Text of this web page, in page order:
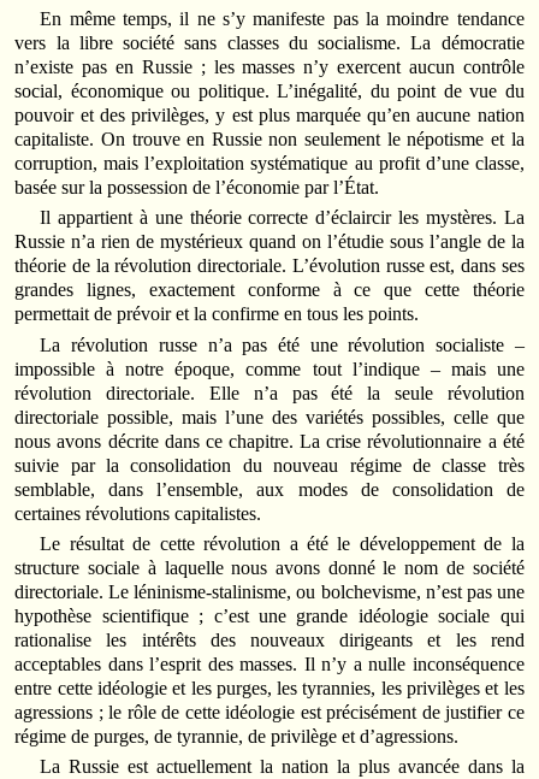
En même temps, il ne s’y manifeste pas la moindre tendance
vers la libre société sans classes du socialisme. La démocratie
n’existe pas en Russie ; les masses n’y exercent aucun contrôle
social, économique ou politique. L’inégalité, du point de vue du
pouvoir et des privilèges, y est plus marquée qu’en aucune nation
capitaliste. On trouve en Russie non seulement le népotisme et la
corruption, mais l’exploitation systématique au profit d’une classe,
basée sur la possession de l’économie par l’État.
Il appartient à une théorie correcte d’éclaircir les mystères. La
Russie n’a rien de mystérieux quand on l’étudie sous l’angle de la
théorie de la révolution directoriale. L’évolution russe est, dans ses
grandes lignes, exactement conforme à ce que cette théorie
permettait de prévoir et la confirme en tous les points.
La révolution russe n’a pas été une révolution socialiste –
impossible à notre époque, comme tout l’indique – mais une
révolution directoriale. Elle n’a pas été la seule révolution
directoriale possible, mais l’une des variétés possibles, celle que
nous avons décrite dans ce chapitre. La crise révolutionnaire a été
suivie par la consolidation du nouveau régime de classe très
semblable, dans l’ensemble, aux modes de consolidation de
certaines révolutions capitalistes.
Le résultat de cette révolution a été le développement de la
structure sociale à laquelle nous avons donné le nom de société
directoriale. Le léninisme-stalinisme, ou bolchevisme, n’est pas une
hypothèse scientifique ; c’est une grande idéologie sociale qui
rationalise les intérêts des nouveaux dirigeants et les rend
acceptables dans l’esprit des masses. Il n’y a nulle inconséquence
entre cette idéologie et les purges, les tyrannies, les privilèges et les
agressions ; le rôle de cette idéologie est précisément de justifier ce
régime de purges, de tyrannie, de privilège et d’agressions.
La Russie est actuellement la nation la plus avancée dans la